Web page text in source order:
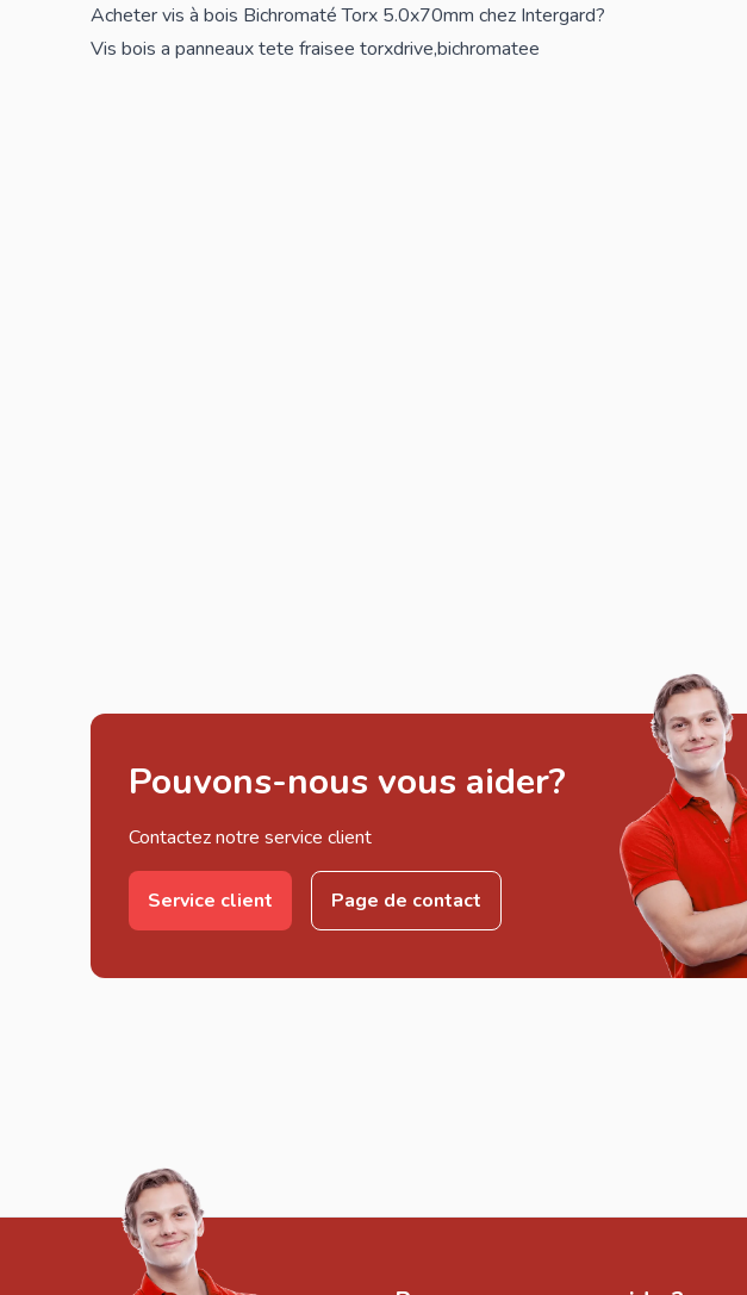
Acheter vis à bois Bichromaté Torx 5.0x70mm chez Intergard?
Vis bois a panneaux tete fraisee torxdrive,bichromatee
Pouvons-nous vous aider?
Contactez notre service client
Service client Page de contact